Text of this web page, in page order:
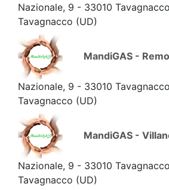
Nazionale, 9 - 33010
Tavagnacco (UD)
MandiGAS -
Nazionale, 9 - 33010
Tavagnacco (UD)
MandiGAS -
Nazionale, 9 - 33010
Tavagnacco (UD)